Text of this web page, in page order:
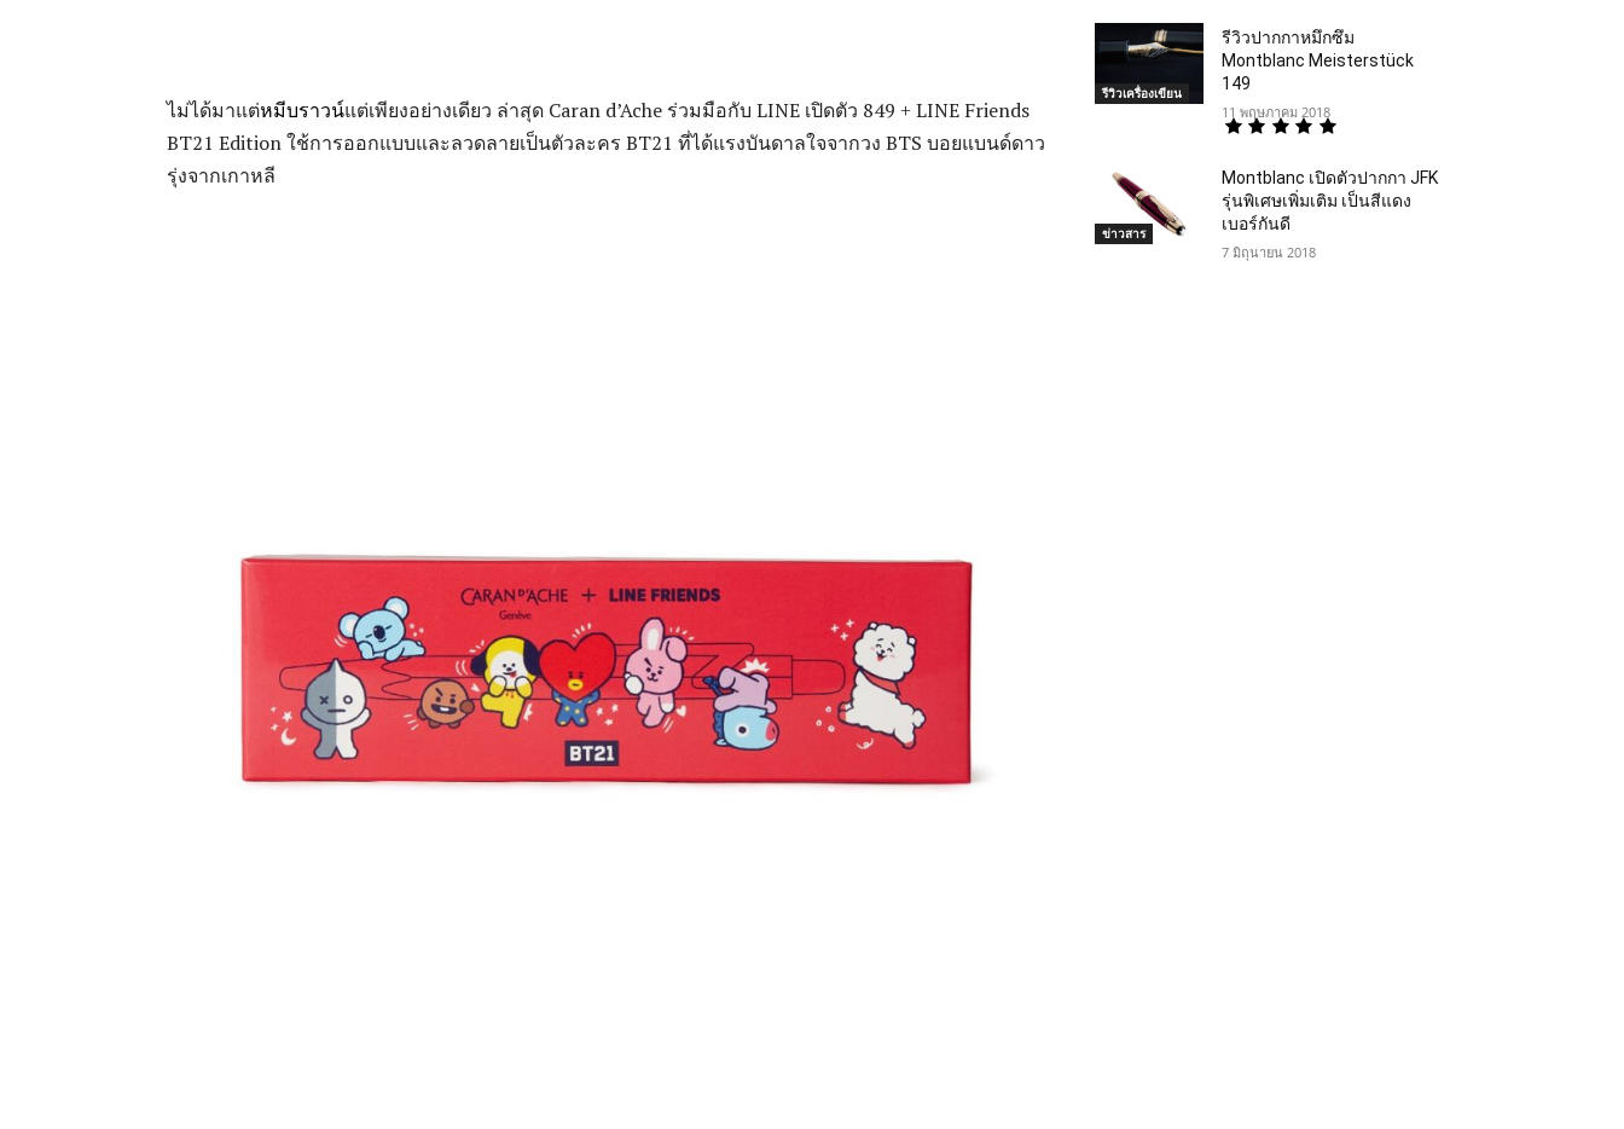
ไม่ได้มาแต่หมีบราวน์แต่เพียงอย่างเดียว ล่าสุด Caran d’Ache ร่วมมือกับ LINE เปิดตัว 849 + LINE Friends
BT21 Edition ใช้การออกแบบและลวดลายเป็นตัวละคร BT21 ที่ได้แรงบันดาลใจจากวง BTS บอยแบนด์ดาว
รุ่งจากเกาหลี
รีวิวเครื่องเขียน
รีวิวปากกาหมึกซึม
Montblanc Meisterstück
149
11 พฤษภาคม 2018
ข่าวสาร
Montblanc เปิดตัวปากกา JFK
รุ่นพิเศษเพิ่มเติม เป็นสีแดง
เบอร์กันดี
7 มิถุนายน 2018